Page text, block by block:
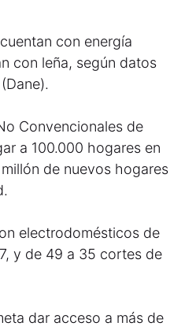
con energía
con leña, según datos
Convencionales de
a 100.000 hogares en
de nuevos hogares
electrodomésticos de
y de 49 a 35 cortes de
dar acceso a más de